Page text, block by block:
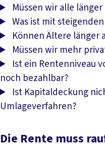
Müssen wir alle
Was ist mit
Können Ältere länger
Müssen wir mehr
Ist ein Rentenniveau
noch bezahlbar?
Ist Kapitaldeckung
Umlageverfahren?
Die Rente muss